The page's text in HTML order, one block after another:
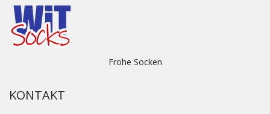
Frohe Socken
KONTAKT